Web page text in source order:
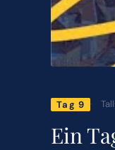
Tag 9
Ein